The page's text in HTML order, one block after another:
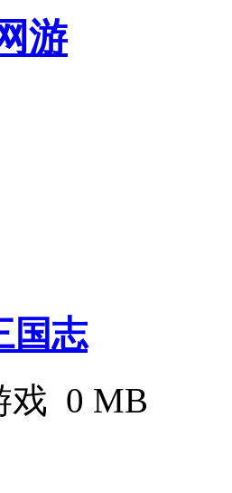
游
国志
戏 0 MB